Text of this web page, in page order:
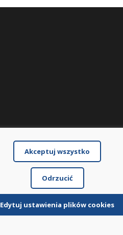
Akceptuj wszystko
Odrzucić
Edytuj ustawienia plików cookies